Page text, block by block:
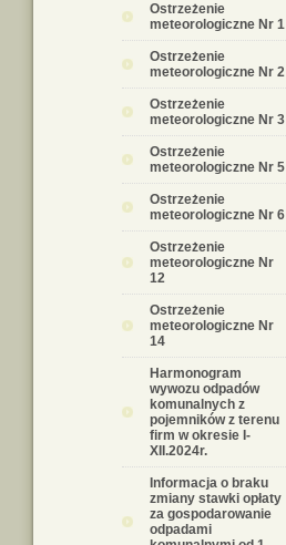
Ostrzeżenie
meteorologiczne Nr 1
Ostrzeżenie
meteorologiczne Nr 2
Ostrzeżenie
meteorologiczne Nr 3
Ostrzeżenie
meteorologiczne Nr 5
Ostrzeżenie
meteorologiczne Nr 6
Ostrzeżenie
meteorologiczne Nr
12
Ostrzeżenie
meteorologiczne Nr
14
Harmonogram
wywozu odpadów
komunalnych z
pojemników z terenu
firm w okresie I-
XII.2024r.
Informacja o braku
zmiany stawki opłaty
za gospodarowanie
odpadami